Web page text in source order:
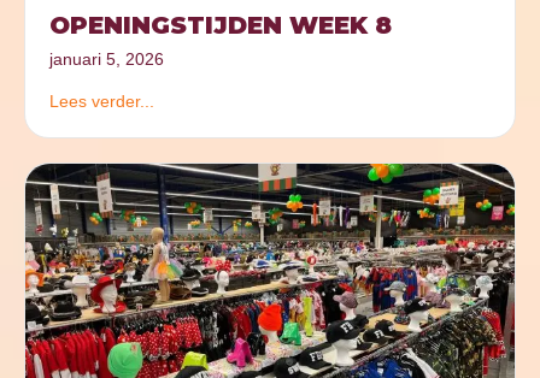
OPENINGSTIJDEN WEEK 8
januari 5, 2026
Lees verder...